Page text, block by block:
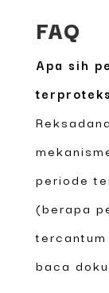
FAQ
Apa sih
periode
(berapa
baca